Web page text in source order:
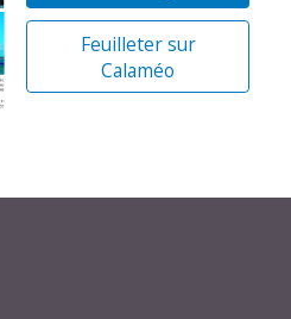
Feuilleter sur
Calaméo